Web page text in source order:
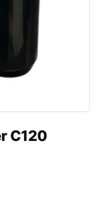
C120